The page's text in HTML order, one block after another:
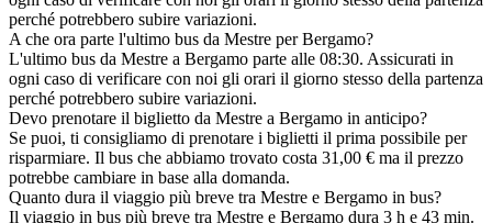
perché potrebbero subire variazioni.
A che ora parte l'ultimo bus da Mestre per Bergamo?
L'ultimo bus da Mestre a Bergamo parte alle 08:30. Assicurati in
ogni caso di verificare con noi gli orari il giorno stesso della partenza
perché potrebbero subire variazioni.
Devo prenotare il biglietto da Mestre a Bergamo in anticipo?
Se puoi, ti consigliamo di prenotare i biglietti il prima possibile per
risparmiare. Il bus che abbiamo trovato costa 31,00 € ma il prezzo
potrebbe cambiare in base alla domanda.
Quanto dura il viaggio più breve tra Mestre e Bergamo in bus?
Il viaggio in bus più breve tra Mestre e Bergamo dura 3 h e 43 min.